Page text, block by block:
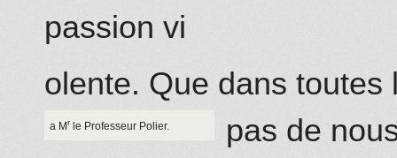
passion vi
olente. Que dans
pas de
a Mr le Professeur Polier.